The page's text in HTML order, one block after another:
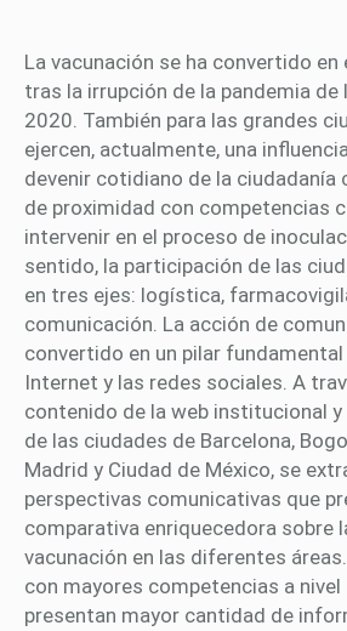
La vacunación se ha convertido
tras la irrupción de la pandemia de
2020. También para las grandes
ejercen, actualmente, una
devenir cotidiano de la
de proximidad con competencias
intervenir en el proceso de
sentido, la participación de las
en tres ejes: logística,
comunicación. La acción de
convertido en un pilar fundamental
Internet y las redes sociales. A
contenido de la web institucional
de las ciudades de Barcelona,
Madrid y Ciudad de México, se
perspectivas comunicativas que
comparativa enriquecedora sobre
vacunación en las diferentes
con mayores competencias a
presentan mayor cantidad de